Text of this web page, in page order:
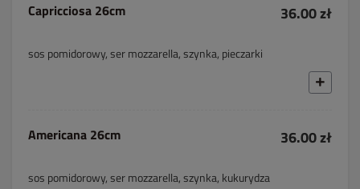
Capricciosa 26cm 36.00 zł
sos pomidorowy, ser mozzarella, szynka, pieczarki
Americana 26cm 36.00 zł
sos pomidorowy, ser mozzarella, szynka, kukurydza